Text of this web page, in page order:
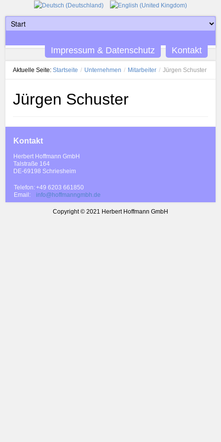
Impressum & Datenschutz Kontakt
Aktuelle Seite:Startseite / Unternehmen / Mitarbeiter / Jürgen Schuster
Jürgen Schuster
Kontakt
Herbert Hoffmann GmbH
Talstraße 164
DE-69198 Schriesheim
Telefon:
Email:
+49 6203 661850
info@hoffmanngmbh.de
Copyright © 2021 Herbert Hoffmann GmbH